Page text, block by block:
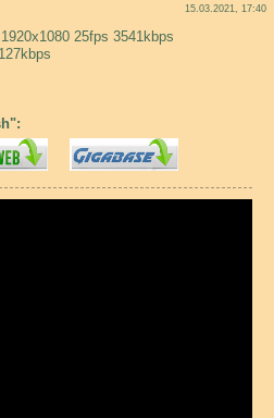
15.03.2021, 17:40
25fps 3541kbps